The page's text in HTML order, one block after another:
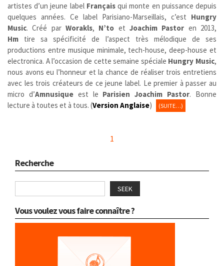
artistes d’un jeune label Françaisqui monte en puissance depuis
quelques années. Ce label Parisiano-Marseillais, c’est Hungry
Music. Créé par Worakls, N’to etJoachim Pastor en 2013,
Hm tire sa spécificité de l’aspect très mélodique de ses
productions entre musique minimale, tech-house, deep-house et
electronica. A l’occasion de cette semaine spéciale Hungry Music,
nous avons eu l’honneur et la chance de réaliser trois entretiens
avec les trois créateurs de ce jeune label. Le premier à passer au
micro d’Amnusiqueest le Parisien Joachim Pastor. Bonne
lecture à toutes et à tous. (Version Anglaise) (SUITE…)
1
Recherche
SEEK
Vous voulez vous faire connaître ?